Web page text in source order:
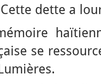
Cette dette a
se